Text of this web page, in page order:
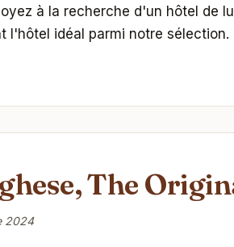
à la recherche d'un hôtel de
l'hôtel idéal parmi notre sélection.
The
2024